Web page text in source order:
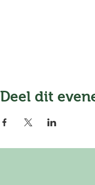
Deel dit